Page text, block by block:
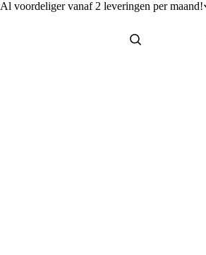
Al voordeliger vanaf 2 leveringen per maand!